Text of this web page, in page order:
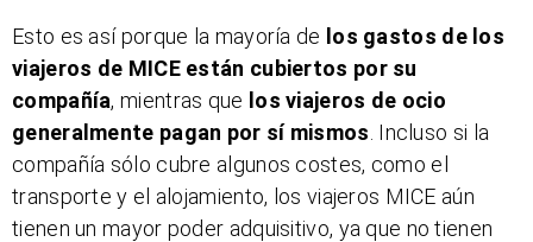
Esto es así porque la mayoría de los gastos de los
viajeros de MICE están cubiertos por su
compañía, mientras que los viajeros de ocio
generalmente pagan por sí mismos . Incluso si la
compañía sólo cubre algunos costes, como el
transporte y el alojamiento, los viajeros MICE aún
tienen un mayor poder adquisitivo, ya que no tienen